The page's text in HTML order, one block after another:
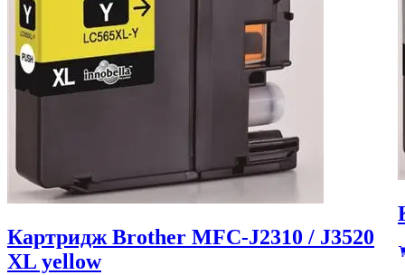
Картридж Brother MFC-J2310 / J3520
XL yellow